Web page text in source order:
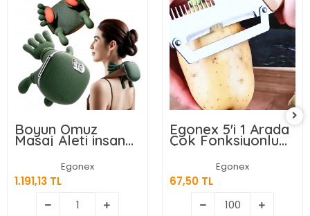
Boyun Omuz
Masaj Aleti insan
Eli Görünümlü Kas
Masaj Aleti
Egonex
1.191,13 TL
Egonex 5'i 1 Arada
Çok Fonksiyonlu
Meyve Sebze
Soyacağı, Jülyen
Dilimleyici ve Şişe
Açacağı – Ahşap
Saplı Paslanmaz
Çelik
Egonex
67,50 TL